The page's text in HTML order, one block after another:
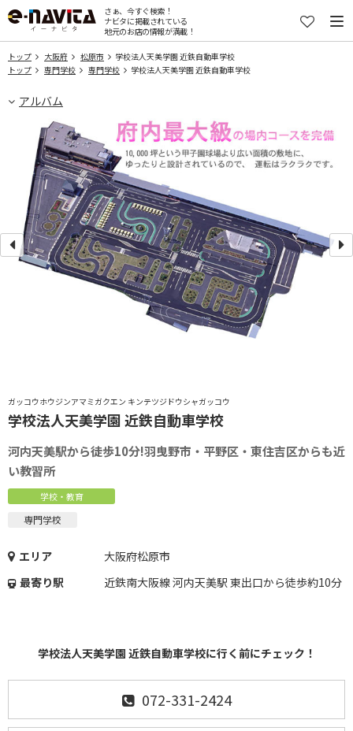
さぁ、今すぐ検索！
ナビタに掲載されている
地元のお店の情報が満載！
トップ 大阪府 松原市
学校法人天美学園 近鉄自動車学校
トップ
専門学校 専門学校 学校法人天美学園 近鉄自動車学校
アルバム
ガッコウホウジンアマミガクエン キンテツジドウシャガッコウ
学校法人天美学園 近鉄自動車学校
河内天美駅から徒歩10分!羽曳野市・平野区・東住吉区からも近
い教習所
学校・教育
専門学校
エリア
大阪府松原市
最寄り駅
近鉄南大阪線 河内天美駅 東出口から徒歩約10分
学校法人天美学園 近鉄自動車学校に行く前にチェック！
072-331-2424